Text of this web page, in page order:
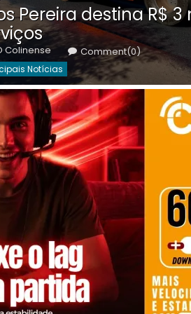
Pereira destina R$ 3
Colinense Comment(0)
Notícias